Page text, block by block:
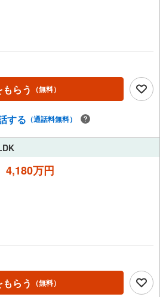
らう （無料）
する （通話料無料）
4,180万円
らう （無料）